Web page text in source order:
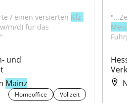
/ einen versierten Kfz-
m/d) für das
und
Mainz
Homeoffice Vollzeit